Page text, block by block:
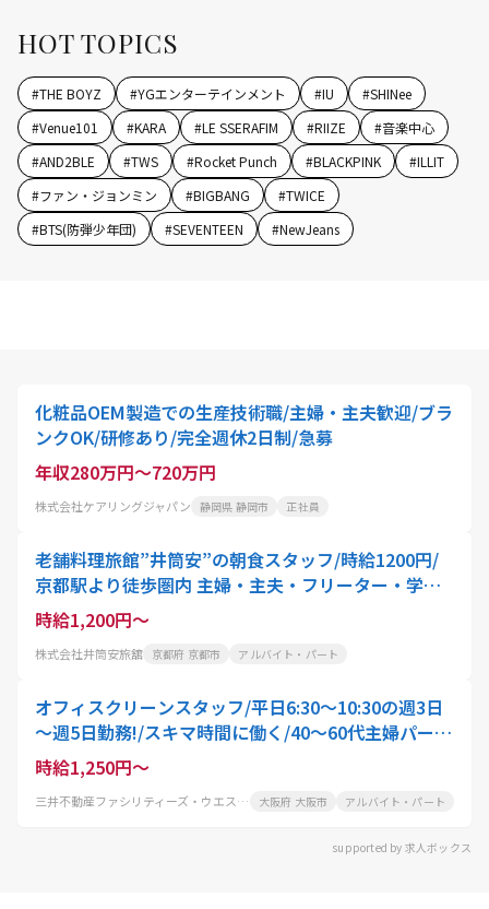
HOT TOPICS
#THE BOYZ #YGエンターテインメント #IU #SHINee
#Venue101 #KARA #LE SSERAFIM #RIIZE #音楽中心
#AND2BLE #TWS #Rocket Punch #BLACKPINK #ILLIT
#ファン・ジョンミン #BIGBANG #TWICE
#BTS(防弾少年団) #SEVENTEEN #NewJeans
化粧品OEM製造での生産技術職/主婦・主夫歓迎/ブラ
ンクOK/研修あり/完全週休2日制/急募
年収280万円～720万円
株式会社ケアリングジャパン 静岡県 静岡市 正社員
老舗料理旅館”井筒安”の朝食スタッフ/時給1200円/
京都駅より徒歩圏内 主婦・主夫・フリーター・学生
さん歓迎/京都の観光・文化や歴史に寄り添う
時給1,200円～
株式会社井筒安旅舘 京都府 京都市 アルバイト・パート
オフィスクリーンスタッフ/平日6:30～10:30の週3日
～週5日勤務!/スキマ時間に働く/40～60代主婦パート
活躍中
時給1,250円～
三井不動産ファシリティーズ・ウエスト株式会社 大阪府 大阪市 アルバイト・パート
supported by 求人ボックス